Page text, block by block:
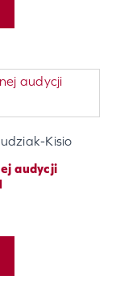
Kisio
audycji